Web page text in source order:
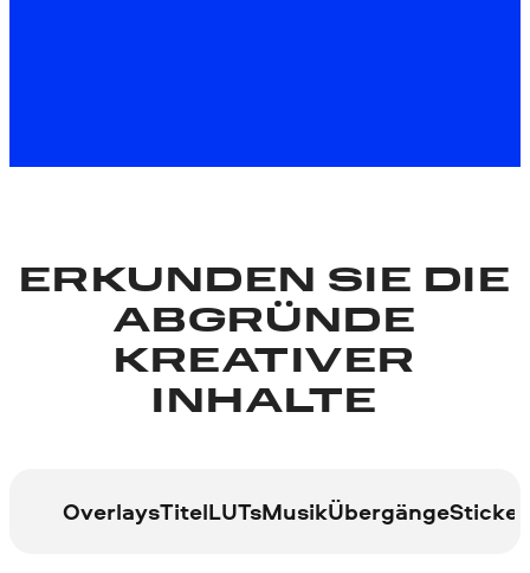
ERKUNDEN SIE DIE
ABGRÜNDE
KREATIVER
INHALTE
OverlaysTitelLUTsMusikÜbergängeSticker